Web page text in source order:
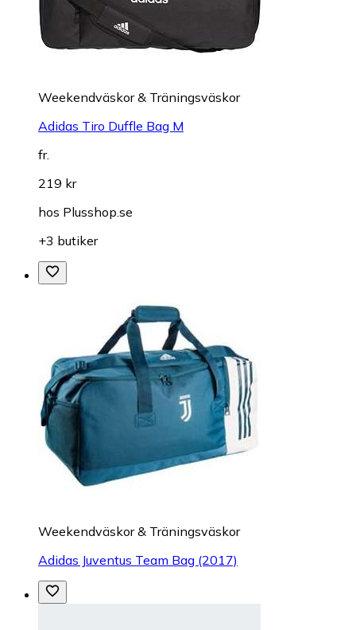
Weekendväskor & Träningsväskor
Adidas Tiro Duffle Bag M
fr.
219 kr
hos Plusshop.se
+3 butiker
Weekendväskor & Träningsväskor
Adidas Juventus Team Bag (2017)